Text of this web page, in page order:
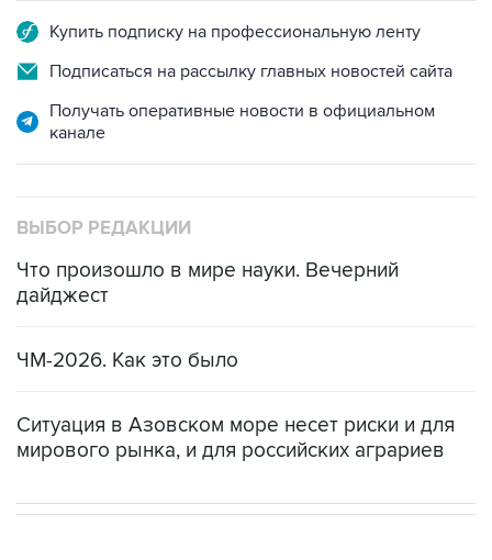
Купить подписку на профессиональную ленту
Подписаться на рассылку главных новостей сайта
Получать оперативные новости в официальном
канале
ВЫБОР РЕДАКЦИИ
Что произошло в мире науки. Вечерний
дайджест
ЧМ-2026. Как это было
Ситуация в Азовском море несет риски и для
мирового рынка, и для российских аграриев